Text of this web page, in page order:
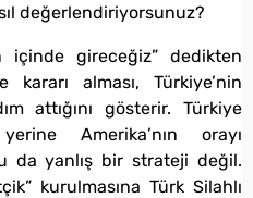
değerlendiriyorsunuz?
gireceğiz” dedikten
kararı alması, Türkiye’nin
attığını gösterir. Türkiye
Amerika’nın orayı
da yanlış bir strateji değil.
kurulmasına Türk Silahlı